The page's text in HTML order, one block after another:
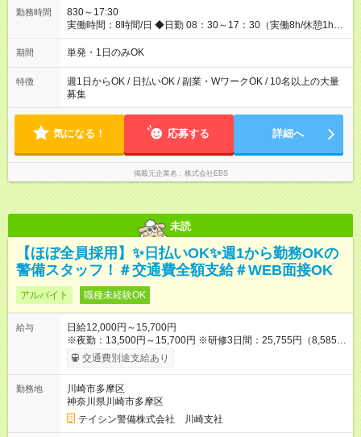
当等 アルバイトから社員雇用までのキャリアアップを楽しめ
るスキームをご用意しております☆ 【試用期間】試用期間なし
勤務時間
830～17:30
実働時間：8時間/日 ◆日勤 08：30～17：30（実働8h/休憩1h）
◆夜勤 20：30～翌05：30（実働8h/休憩1h） ※勤務地により勤
務時間は多少変動あり ◆希望のシフトで働ける！ 希望の勤務日
夜勤・深夜・早朝のお仕事もございます
期間 単発・1日のみOK
特徴
週1日からOK / 日払いOK / 副業・WワークOK / 10名以上の大量
募集
気になる！ 応募する 詳細へ
掲載元企業名 株式会社EBS
未読
【ほぼ全員採用】✨日払いOK✨週1から勤務OKの
警備スタッフ！＃交通費全額支給＃WEB面接OK
アルバイト 職種未経験OK
給与
日給12,000円～15,700円
※夜勤：13,500円～15,700円 ※研修3日間：25,755円（8,585円
×3日間／計21時間） ✅早上がりでも日給全額保証◎ ✅寮完備！
即入居OK！ ✅週1日～勤務OK ✅週5日勤務×フルタイムも可能 ✅
得費用は会社が全額負担します。 ＜＜ ✨紹介報奨金キャンペー
ン✨ ＞＞ 紹介する側＆入社する側も嬉しい制度！ 条件に応じ
て、下記報奨金を支給♪ ■紹介者：最大10万円 ■入社者：最大5万
円 ■入社者（即戦力）：最大7万円 【試用期間】試用期間あり 試
交通費別途支給あり
勤務地
川崎市多摩区
神奈川県川崎市多摩区
テイシン警備株式会社 川崎支社